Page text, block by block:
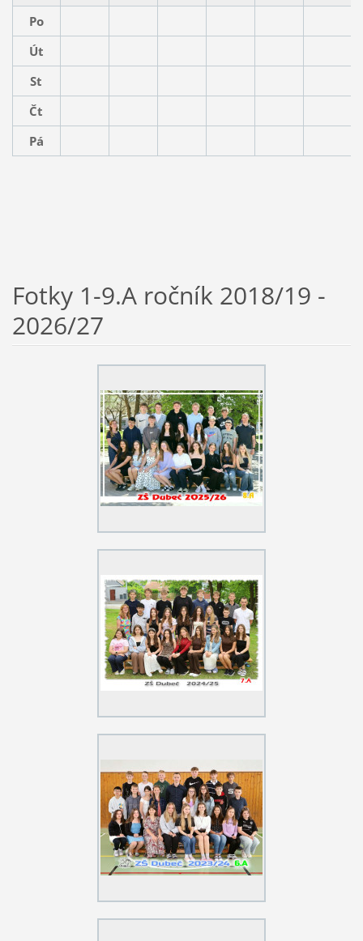
Po
Út
St
Čt
Pá
Fotky 1-9.A ročník 2018/19 -
2026/27